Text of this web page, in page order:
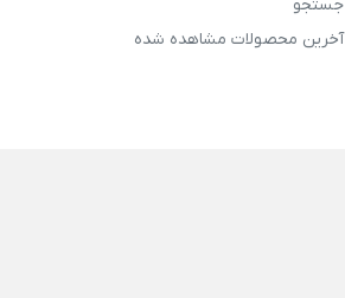
جستجو
آخرین محصولات مشاهده شده